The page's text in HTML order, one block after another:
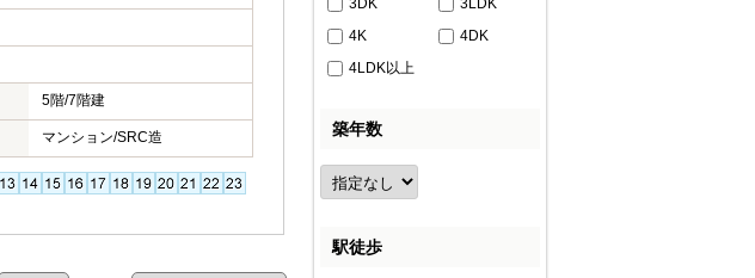
5階/7階建
マンション/SRC造
3DK
3LDK
4K
4DK
4LDK以上
築年数
駅徒歩